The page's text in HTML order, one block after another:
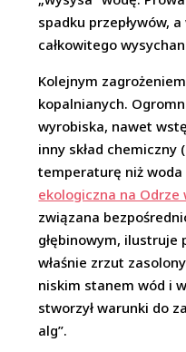
spadku przepływów,
całkowitego
Kolejnym
kopalnianych.
wyrobiska, nawet
inny skład chemiczny
temperaturę niż woda
ekologiczna na Odrze
związana
głębinowym, ilustruje
właśnie zrzut
niskim stanem wód i
stworzył warunki do
alg”.